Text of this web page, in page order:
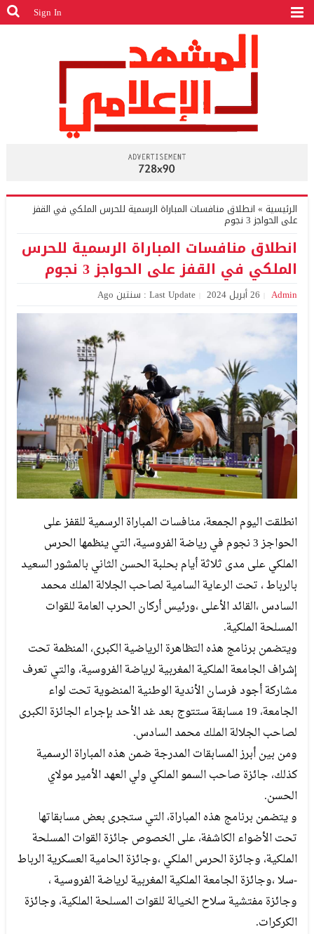
Sign In
الرئيسية » انطلاق منافسات المباراة الرسمية للحرس الملكي في القفز
على الحواجز 3 نجوم
انطلاق منافسات المباراة الرسمية للحرس
الملكي في القفز على الحواجز 3 نجوم
Admin 26 أبريل 2024 Last Update : سنتين Ago
انطلقت اليوم الجمعة، منافسات المباراة الرسمية للقفز على
الحواجز 3 نجوم في رياضة الفروسية، التي ينظمها الحرس
الملكي على مدى ثلاثة أيام بحلبة الحسن الثاني بالمشور السعيد
بالرباط ، تحت الرعاية السامية لصاحب الجلالة الملك محمد
السادس ،القائد الأعلى ،ورئيس أركان الحرب العامة للقوات
المسلحة الملكية.
ويتضمن برنامج هذه التظاهرة الرياضية الكبرى، المنظمة تحت
إشراف الجامعة الملكية المغربية لرياضة الفروسية، والتي تعرف
مشاركة أجود فرسان الأندية الوطنية المنضوية تحت لواء
الجامعة، 19 مسابقة ستتوج بعد غد الأحد بإجراء الجائزة الكبرى
لصاحب الجلالة الملك محمد السادس.
ومن بين أبرز المسابقات المدرجة ضمن هذه المباراة الرسمية
كذلك، جائزة صاحب السمو الملكي ولي العهد الأمير مولاي
الحسن.
و يتضمن برنامج هذه المباراة، التي ستجرى بعض مسابقاتها
تحت الأضواء الكاشفة، على الخصوص جائزة القوات المسلحة
الملكية، وجائزة الحرس الملكي ،وجائزة الحامية العسكرية الرباط
-سلا ،وجائزة الجامعة الملكية المغربية لرياضة الفروسية ،
وجائزة مفتشية سلاح الخيالة للقوات المسلحة الملكية، وجائزة
الكركرات.